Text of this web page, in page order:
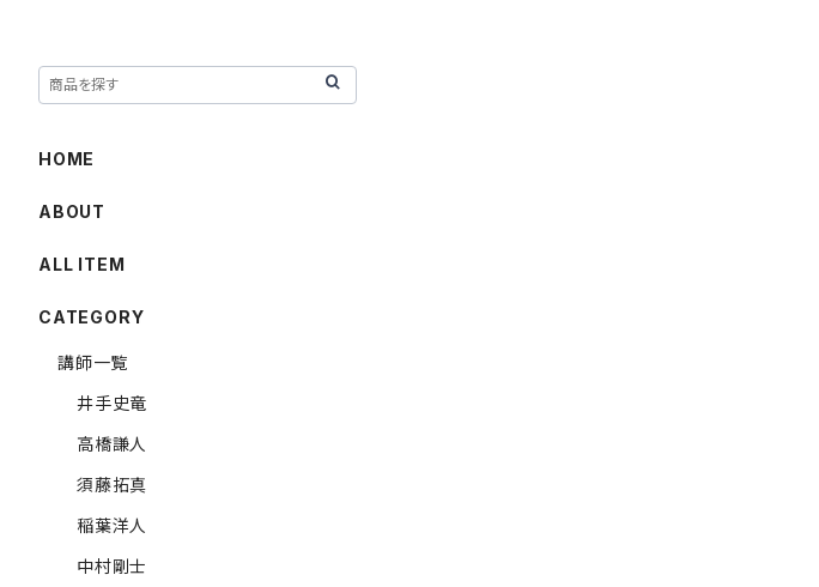
HOME
ABOUT
ALL ITEM
CATEGORY
講師一覧
井手史竜
高橋謙人
須藤拓真
稲葉洋人
中村剛士